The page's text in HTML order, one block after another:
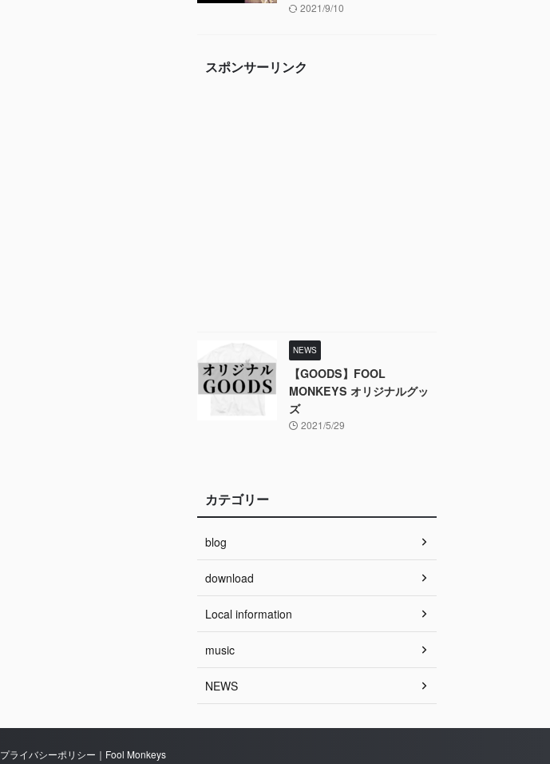
2021/9/10
スポンサーリンク
NEWS
【GOODS】FOOL
MONKEYS オリジナルグッ
ズ
2021/5/29
カテゴリー
blog
download
Local information
music
NEWS
プライバシーポリシー｜Fool Monkeys